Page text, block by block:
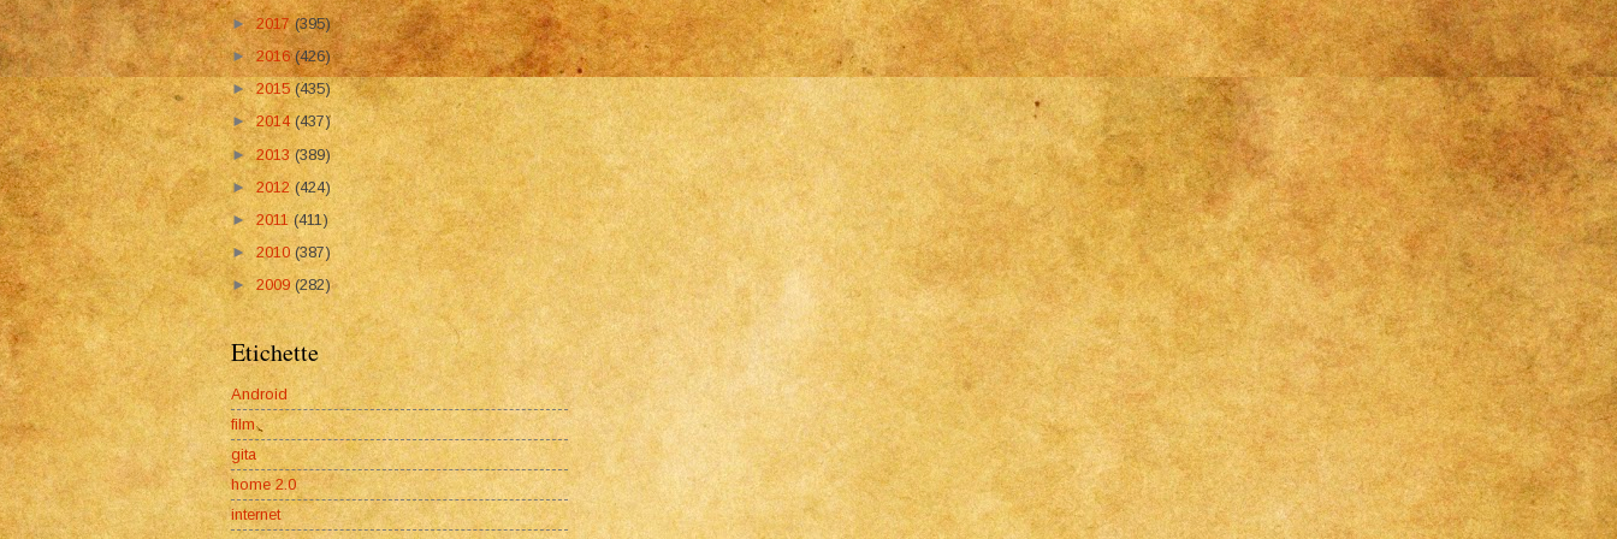
►2017(395)
►2016(426)
► 2015(435)
►2014(437)
►2013(389)
►2012(424)
►2011(411)
►2010 (387)
►2009 (282)
Etichette
Android
film
gita
home 2.0
internet